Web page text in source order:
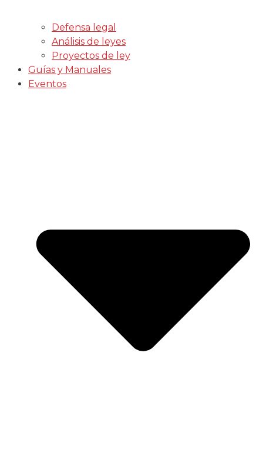
Defensa legal
Análisis de leyes
Proyectos de ley
Guías y Manuales
Eventos